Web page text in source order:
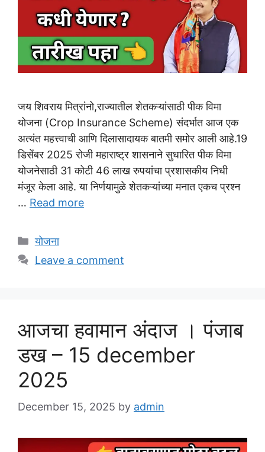
जय शिवराय मित्रांनो,राज्यातील शेतकऱ्यांसाठी पीक विमा
योजना (Crop Insurance Scheme) संदर्भात आज एक
अत्यंत महत्त्वाची आणि दिलासादायक बातमी समोर आली आहे.19
डिसेंबर 2025 रोजी महाराष्ट्र शासनाने सुधारित पीक विमा
योजनेसाठी 31 कोटी 46 लाख रुपयांचा प्रशासकीय निधी
मंजूर केला आहे. या निर्णयामुळे शेतकऱ्यांच्या मनात एकच प्रश्न
… Read more
Categories
योजना
Leave a comment
आजचा हवामान अंदाज । पंजाब
डख – 15 december
2025
December 15, 2025 by admin